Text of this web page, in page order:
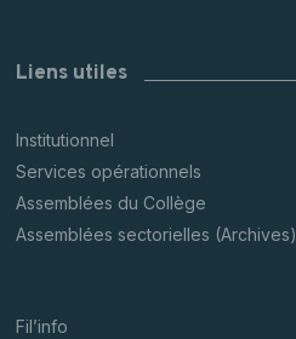
Liens utiles
Institutionnel
Services opérationnels
Assemblées du Collège
Assemblées sectorielles (Archives)
Fil’info